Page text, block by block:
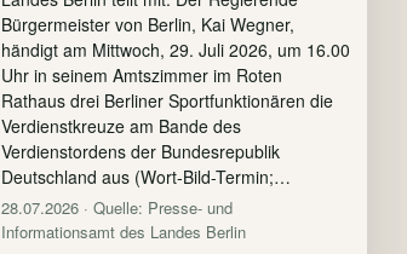
Bürgermeister von Berlin, Kai Wegner,
händigt am Mittwoch, 29. Juli 2026, um 16.00
Uhr in seinem Amtszimmer im Roten
Rathaus drei Berliner Sportfunktionären die
Verdienstkreuze am Bande des
Verdienstordens der Bundesrepublik
Deutschland aus (Wort-Bild-Termin;…
28.07.2026 · Quelle: Presse- und
Informationsamt des Landes Berlin